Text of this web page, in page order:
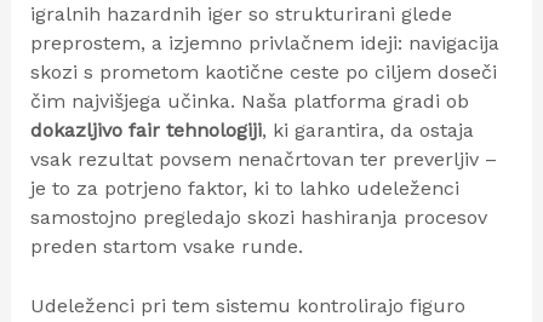
igralnih hazardnih iger so strukturirani glede
preprostem, a izjemno privlačnem ideji: navigacija
skozi s prometom kaotične ceste po ciljem doseči
čim najvišjega učinka. Naša platforma gradi ob
dokazljivo fair tehnologiji, ki garantira, da ostaja
vsak rezultat povsem nenačrtovan ter preverljiv –
je to za potrjeno faktor, ki to lahko udeleženci
samostojno pregledajo skozi hashiranja procesov
preden startom vsake runde.
Udeleženci pri tem sistemu kontrolirajo figuro